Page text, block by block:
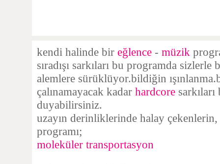
kendi halinde bir eğlence - müzik
sıradışı sarkıları bu programda
alemlere sürüklüyor.bildiğin
çalınamayacak kadar hardcore
duyabilirsiniz.
uzayın derinliklerinde halay
programı;
moleküler transportasyon